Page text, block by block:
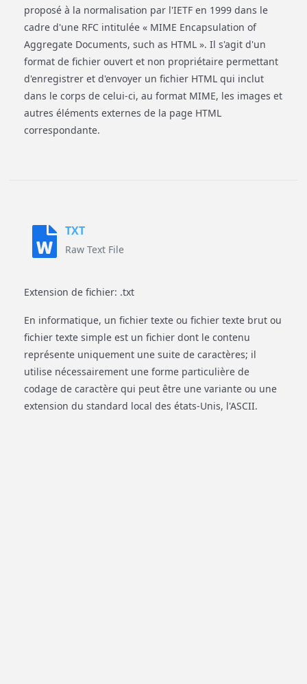
proposé à la normalisation par l'IETF en 1999 dans le
cadre d'une RFC intitulée « MIME Encapsulation of
Aggregate Documents, such as HTML ». Il s'agit d'un
format de fichier ouvert et non propriétaire permettant
d'enregistrer et d'envoyer un fichier HTML qui inclut
dans le corps de celui-ci, au format MIME, les images et
autres éléments externes de la page HTML
correspondante.
TXT
Raw Text File
Extension de fichier: .txt
En informatique, un fichier texte ou fichier texte brut ou
fichier texte simple est un fichier dont le contenu
représente uniquement une suite de caractères; il
utilise nécessairement une forme particulière de
codage de caractère qui peut être une variante ou une
extension du standard local des états-Unis, l'ASCII.